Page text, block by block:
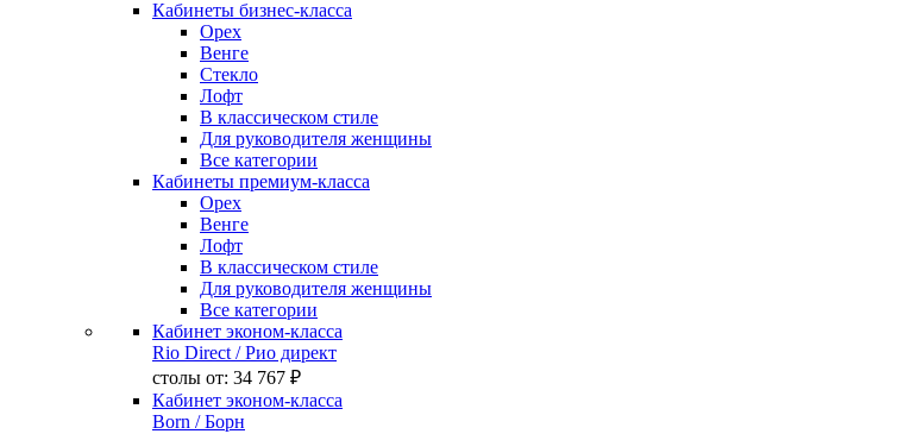
Кабинеты бизнес-класса
Орех
Венге
Стекло
Лофт
В классическом стиле
Для руководителя женщины
Все категории
Кабинеты премиум-класса
Орех
Венге
Лофт
В классическом стиле
Для руководителя женщины
Все категории
Кабинет эконом-класса
Rio Direct / Рио директ
столы от: 34 767 ₽
Кабинет эконом-класса
Born / Борн